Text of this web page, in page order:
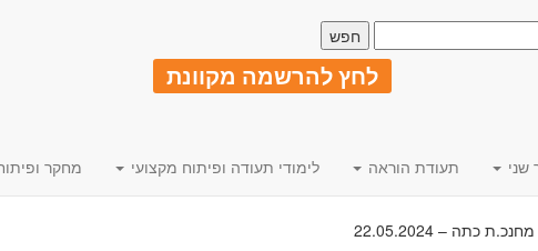
לחץ להרשמה מקוונת
שני תעודת הוראה לימודי תעודה ופיתוח מקצועי מחקר
– 22.05.2024